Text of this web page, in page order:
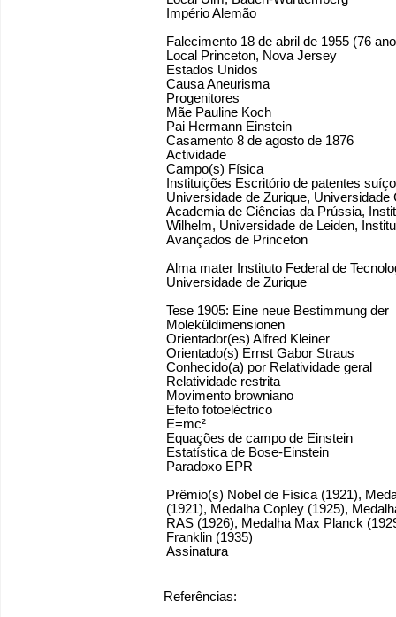
Império Alemão
Falecimento 18 de abril de 1955 (76
Local Princeton, Nova Jersey
Estados Unidos
Causa Aneurisma
Progenitores
Mãe Pauline Koch
Pai Hermann Einstein
Casamento 8 de agosto de 1876
Actividade
Campo(s) Física
Instituições Escritório de patentes
Universidade de Zurique, Universidade
Academia de Ciências da Prússia,
Wilhelm, Universidade de Leiden,
Avançados de Princeton
Alma mater Instituto Federal de
Universidade de Zurique
Tese 1905: Eine neue Bestimmung der
Moleküldimensionen
Orientador(es) Alfred Kleiner
Orientado(s) Ernst Gabor Straus
Conhecido(a) por Relatividade geral
Relatividade restrita
Movimento browniano
Efeito fotoeléctrico
E=mc²
Equações de campo de Einstein
Estatística de Bose-Einstein
Paradoxo EPR
Prêmio(s) Nobel de Física (1921),
(1921), Medalha Copley (1925),
RAS (1926), Medalha Max Planck
Franklin (1935)
Assinatura
Referências: